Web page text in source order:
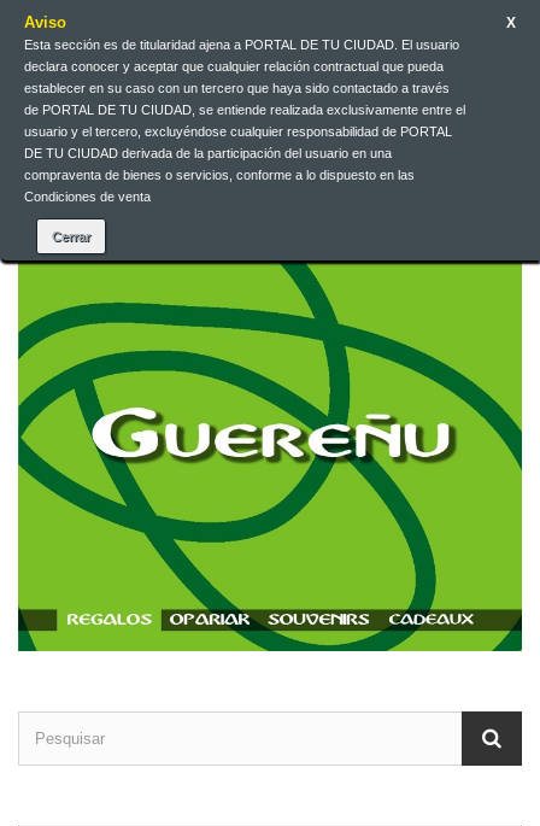
Aviso
Esta sección es de titularidad ajena a PORTAL DE TU CIUDAD. El usuario
declara conocer y aceptar que cualquier relación contractual que pueda
establecer en su caso con un tercero que haya sido contactado a través
de PORTAL DE TU CIUDAD, se entiende realizada exclusivamente entre el
usuario y el tercero, excluyéndose cualquier responsabilidad de PORTAL
DE TU CIUDAD derivada de la participación del usuario en una
compraventa de bienes o servicios, conforme a lo dispuesto en las
Condiciones de venta
X
Iniciar sesión
EUR
Galego
Galego